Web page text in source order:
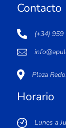
Contacto
(+34)
Plaza
Horario
Lunes a